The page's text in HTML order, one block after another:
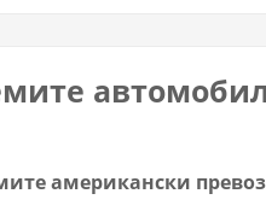
американски